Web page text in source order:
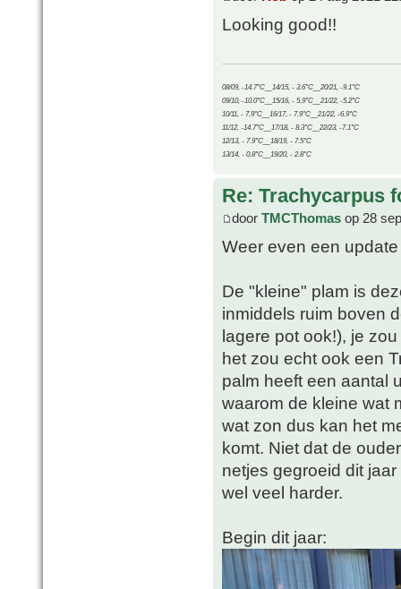
Looking good!!
08/09, -14.7°C__14/15, - 3.6°C__20/21, -9.1°C
09/10, -10.0°C__15/16, - 5.9°C__21/22, -5.2°C
10/11, - 7.9°C__16/17, - 7.9°C__21/22, -6.9°C
11/12, -14.7°C__17/18, - 8.3°C__22/23, -7.1°C
12/13, - 7.9°C__18/19, - 7.5°C
13/14, - 0.8°C__19/20, - 2.8°C
Re: Trachycarpus
door TMCThomas op 28
Weer even een
De "kleine" plam is
inmiddels ruim boven
lagere pot ook!), je
het zou echt ook een
palm heeft een aantal
waarom de kleine wat
wat zon dus kan het
komt. Niet dat de
netjes gegroeid dit
wel veel harder.
Begin dit jaar: